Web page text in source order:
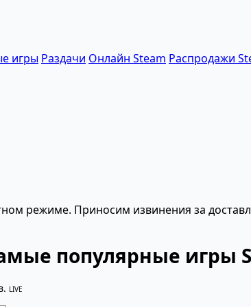
игры Раздачи Онлайн Steam Распродажи
режиме. Приносим извинения за
популярные игры
LIVE